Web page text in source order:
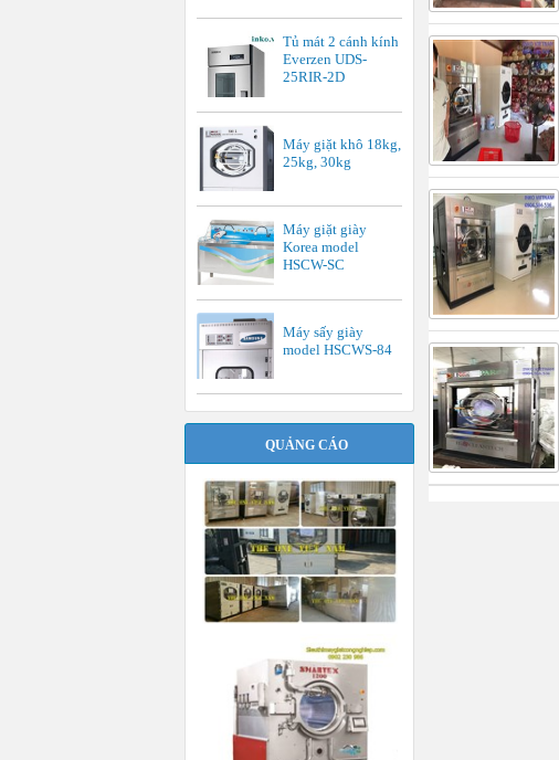
Tủ mát 2 cánh kính
Everzen UDS-
25RIR-2D
Máy giặt khô 18kg,
25kg, 30kg
Máy giặt giày
Korea model
HSCW-SC
Máy sấy giày
model HSCWS-84
QUẢNG CÁO